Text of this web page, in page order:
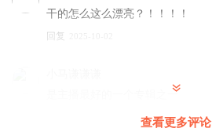
干的怎么这么漂亮？！！！！
回复
是主播最好的一个专辑之一
查看更多评论